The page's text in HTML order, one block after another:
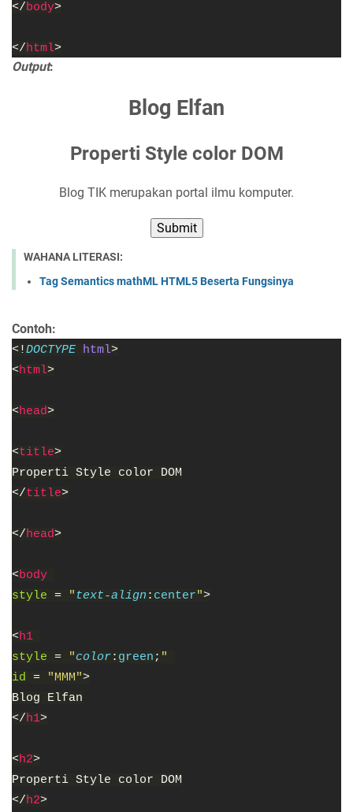
</body>
</html>
Output:
Blog Elfan
Properti Style color DOM
Blog TIK merupakan portal ilmu komputer.
Submit
WAHANA LITERASI:
Tag Semantics mathML HTML5 Beserta Fungsinya
Contoh:
<!DOCTYPE html>
<html>
<head>
<title>
Properti Style color DOM
</title>
</head>
<body
style = " text-align : center">
<h1
style = "color: green ; "
id = "MMM">
Blog Elfan
</h1>
<h2>
Properti Style color DOM
</h2>